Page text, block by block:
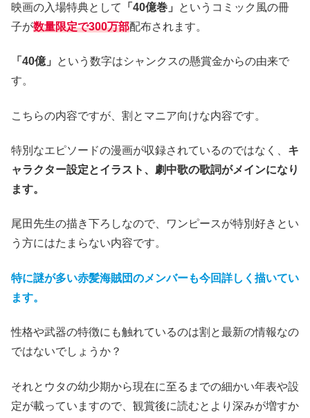
映画の入場特典として 「40億巻」
というコミック風の冊
子が数量限定で300万部配布されます。
「40億」
という数字はシャンクスの懸賞金からの由来で
す。
こちらの内容ですが、割とマニア向けな内容です。
特別なエピソードの漫画が収録されているのではなく、 キ
ャラクター設定とイラスト、劇中歌の歌詞がメインになり
ます。
尾田先生の描き下ろしなので、ワンピースが特別好きとい
う方にはたまらない内容です。
特に謎が多い赤髪海賊団のメンバーも今回詳しく描いてい
ます。
性格や武器の特徴にも触れているのは割と最新の情報なの
ではないでしょうか？
それとウタの幼少期から現在に至るまでの細かい年表や設
定が載っていますので、観賞後に読むとより深みが増すか